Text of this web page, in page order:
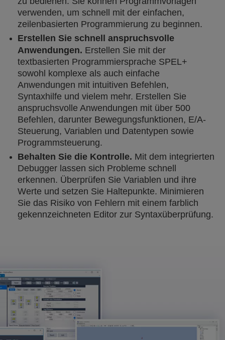
verwenden, um schnell mit der einfachen,
zeilenbasierten Programmierung zu beginnen.
Erstellen Sie schnell anspruchsvolle
Anwendungen. Erstellen Sie mit der
textbasierten Programmiersprache SPEL+
sowohl komplexe als auch einfache
Anwendungen mit intuitiven Befehlen,
Syntaxhilfe und vielem mehr. Erstellen Sie
anspruchsvolle Anwendungen mit über 500
Befehlen, darunter Bewegungsfunktionen, E/A-
Steuerung, Variablen und Datentypen sowie
Programmsteuerung.
Behalten Sie die Kontrolle. Mit dem integrierten
Debugger lassen sich Probleme schnell
erkennen. Überprüfen Sie Variablen und ihre
Werte und setzen Sie Haltepunkte. Minimieren
Sie das Risiko von Fehlern mit einem farblich
gekennzeichneten Editor zur Syntaxüberprüfung.